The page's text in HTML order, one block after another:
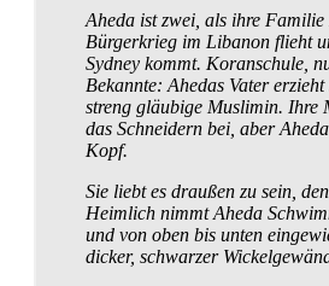
Aheda ist zwei, als ihre
Bürgerkrieg im Libanon flieht
Sydney kommt. Koranschule,
Bekannte: Ahedas Vater
streng gläubige Muslimin. Ihre
das Schneidern bei, aber
Kopf.
Sie liebt es draußen zu sein,
Heimlich nimmt Aheda
und von oben bis unten
dicker, schwarzer